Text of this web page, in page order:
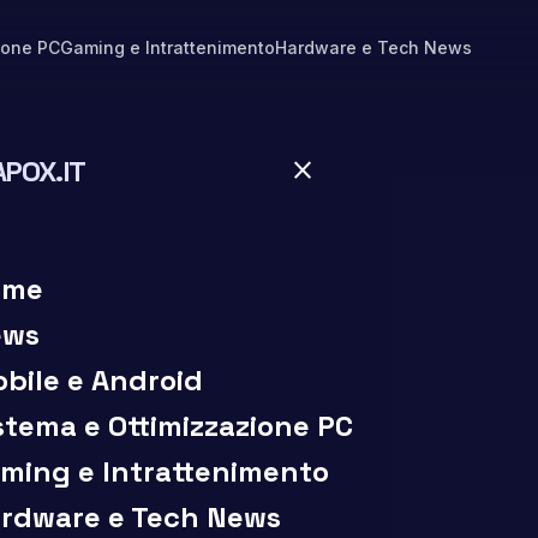
PCGaming e IntrattenimentoHardware e Tech News
close
e Android
e Ottimizzazione PC
e Intrattenimento
e Tech News